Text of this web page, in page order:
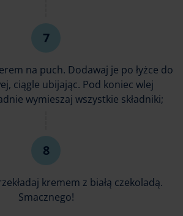
na puch. Dodawaj je po łyżce do
ciągle ubijając. Pod koniec wlej
wymieszaj wszystkie składniki;
kremem z białą czekoladą.
Smacznego!